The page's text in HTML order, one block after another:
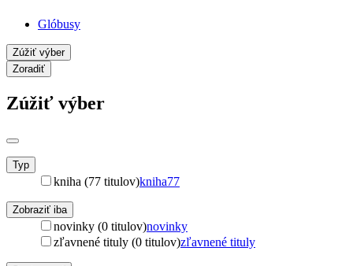
Glóbusy
Zúžiť výber
Zoradiť
Zúžiť výber
Typ
kniha (77 titulov)kniha77
Zobraziť iba
novinky (0 titulov)novinky
zľavnené tituly (0 titulov)zľavnené tituly